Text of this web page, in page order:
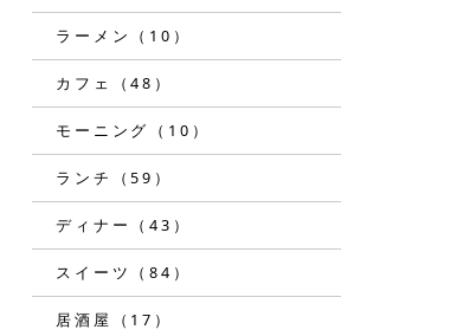
ラーメン（10）
カフェ（48）
モーニング（10）
ランチ（59）
ディナー（43）
スイーツ（84）
居酒屋（17）